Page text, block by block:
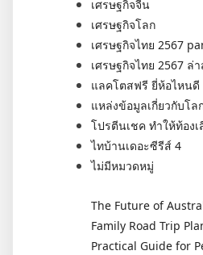
เศรษฐกิจจีน
เศรษฐกิจโลก
เศรษฐกิจไทย 2567
เศรษฐกิจไทย 2567 ล่
แลคโตสฟรี ยี่ห้อไหนดี
แหล่งข้อมูลเกี่ยวกับโล
โปรตีนเชค ทำให้ท้องเ
ไทบ้านเดอะซีรีส์ 4
ไม่มีหมวดหมู่
The Future of
Family Road Trip
Practical Guide for